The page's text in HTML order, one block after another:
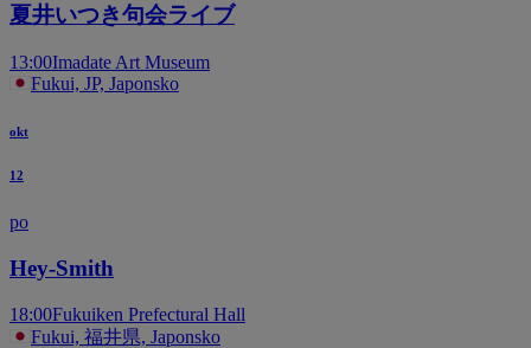
夏井いつき句会ライブ
13:00Imadate Art Museum
Fukui, JP, Japonsko
okt
12
po
Hey-Smith
18:00Fukuiken Prefectural Hall
Fukui, 福井県, Japonsko